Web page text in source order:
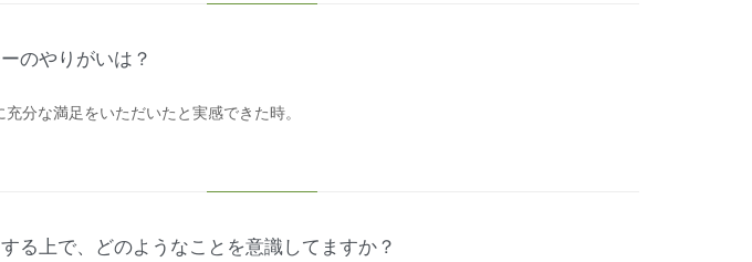
のやりがいは？
充分な満足をいただいたと実感できた時。
る上で、どのようなことを意識してますか？